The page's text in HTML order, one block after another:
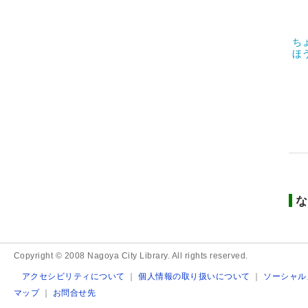
ち
ほ
Copyright © 2008 Nagoya City Library. All rights reserved.
アクセシビリティについて ｜個人情報の取り扱いについて ｜ ソーシャ
マップ｜ お問合せ先